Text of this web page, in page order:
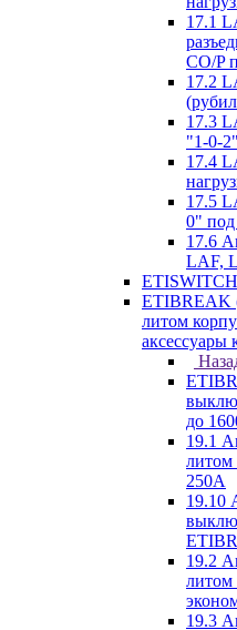
17.1
CO/P
17.2
17.3
"1-0-2"
17.4
17.5
0" под
17.6
LAF,
ETISWITCH
ETIBREAK
литом
аксессуары
до
19.1
литом
250A
19.10
19.2
литом
19.3